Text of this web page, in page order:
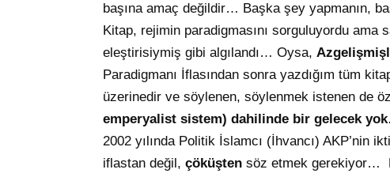
başına amaç değildir… Başka şey yapmanın,
Kitap, rejimin paradigmasını sorguluyordu
eleştirisiymiş gibi algılandı… Oysa,
Paradigmanı İflasından sonra yazdığım tüm
üzerinedir ve söylenen, söylenmek istenen de
emperyalist sistem) dahilinde bir gelecek
2002 yılında Politik İslamcı (İhvancı) AKP’nin
iflastan değil, çöküşten söz etmek gerekiyor…